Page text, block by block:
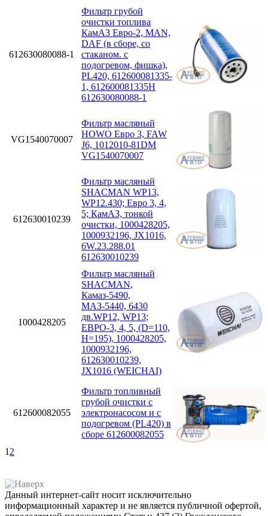
612630080088-1
Фильтр грубой
очистки топлива
КамАЗ Евро-2, MAN,
DAF (в сборе, со
стаканом. с
подогревом, фишка),
PL420, 612600081335-
1, 612600081335H
612630080088-1
VG1540070007
Фильтр масляный
HOWO Евро 3, FAW
J6, 1012010-81DM
VG1540070007
612630010239
Фильтр масляный
SHACMAN WP13,
WP12.430; Eвро 3, 4,
5; КамАЗ, тонкой
очистки, 1000428205,
1000932196, JX1016,
6W.23.288.01
612630010239
1000428205
Фильтр масляный
SHACMAN,
Камаз-5490,
МАЗ-5440, 6430
дв.WP12, WP13;
ЕВРО-3, 4, 5, (D=110,
H=195), 1000428205,
1000932196,
612630010239,
JX1016 (WEICHAI)
612600082055
Фильтр топливный
грубой очистки с
электронасосом и с
подогревом (PL420) в
сборе 612600082055
1 2
Данный интернет-сайт носит исключительно
информационный характер и не является публичной офертой,